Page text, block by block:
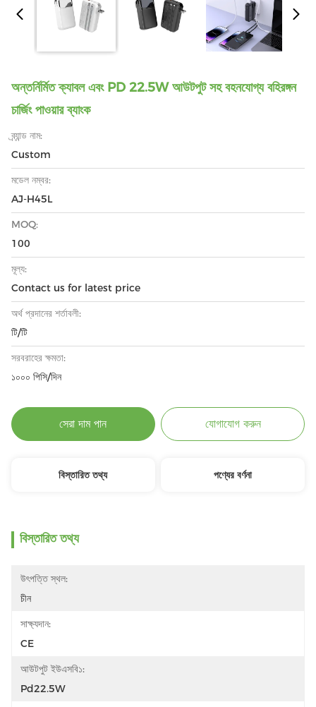
অন্তর্নির্মিত ক্যাবল এবং PD 22.5W আউটপুট সহ বহনযোগ্য বহিরঙ্গন
চার্জিং পাওয়ার ব্যাংক
ব্র্যান্ড নাম:
Custom
মডেল নম্বর:
AJ-H45L
MOQ:
100
মূল্য:
Contact us for latest price
অর্থ প্রদানের শর্তাবলী:
টি/টি
সরবরাহের ক্ষমতা:
১০০০ পিসি/দিন
সেরা দাম পান যোগাযোগ করুন
বিস্তারিত তথ্য পণ্যের বর্ণনা
বিস্তারিত তথ্য
উৎপত্তি স্থল:
চীন
সাক্ষ্যদান:
CE
আউটপুট ইউএসবি১:
Pd22.5W